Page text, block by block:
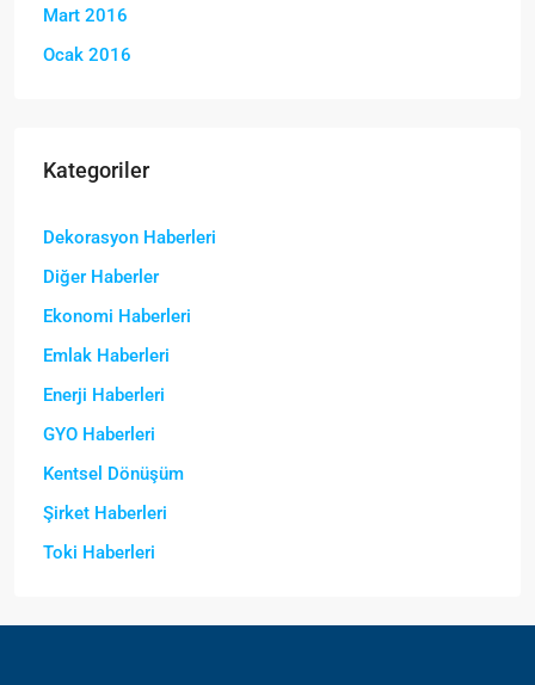
Mart 2016
Ocak 2016
Kategoriler
Dekorasyon Haberleri
Diğer Haberler
Ekonomi Haberleri
Emlak Haberleri
Enerji Haberleri
GYO Haberleri
Kentsel Dönüşüm
Şirket Haberleri
Toki Haberleri